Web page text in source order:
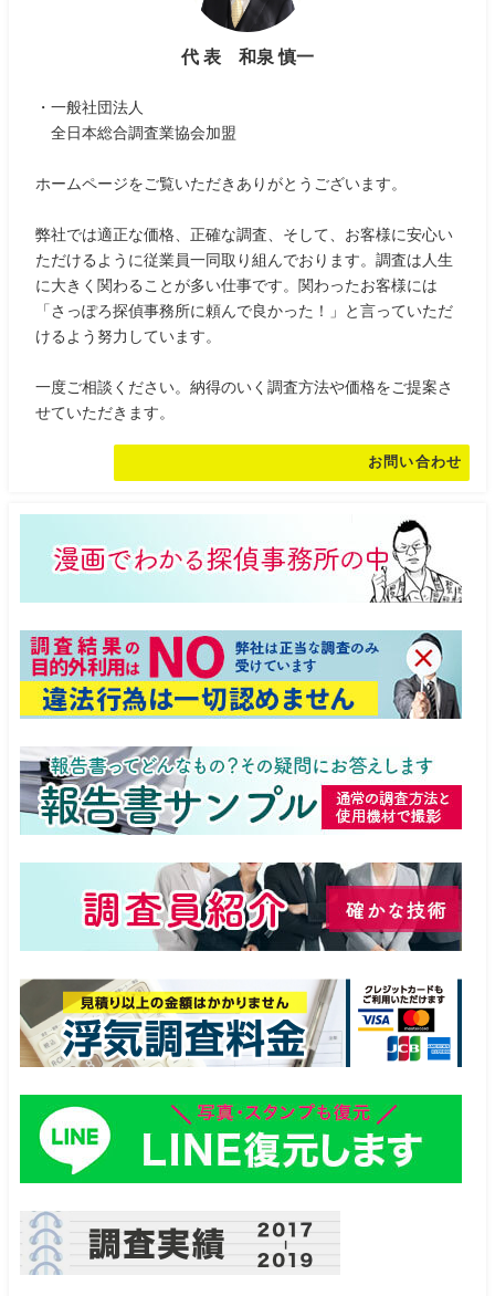
代 表 和泉 慎一
・一般社団法人
全日本総合調査業協会加盟
ホームページをご覧いただきありがとうございます。
弊社では適正な価格、正確な調査、そして、お客様に安心い
ただけるように従業員一同取り組んでおります。調査は人生
に大きく関わることが多い仕事です。関わったお客様には
「さっぽろ探偵事務所に頼んで良かった！」と言っていただ
けるよう努力しています。
一度ご相談ください。納得のいく調査方法や価格をご提案さ
せていただきます。
お問い合わせ